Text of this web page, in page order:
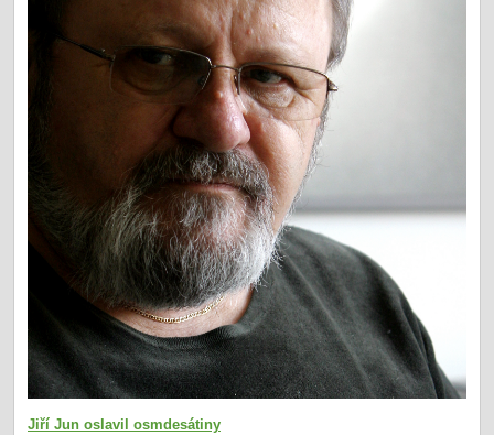
Jiří Jun oslavil osmdesátiny